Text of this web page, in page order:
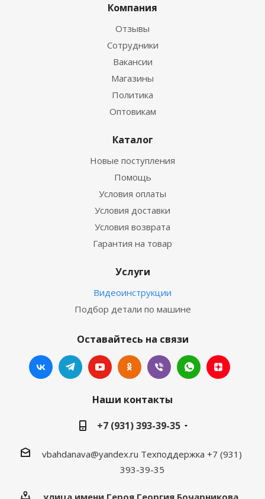
Компания
Отзывы
Сотрудники
Вакансии
Магазины
Политика
Оптовикам
Каталог
Новые поступления
Помощь
Условия оплаты
Условия доставки
Условия возврата
Гарантия на товар
Услуги
Видеоинструкции
Подбор детали по машине
Оставайтесь на связи
Наши контакты
+7 (931) 393-39-35
vbahdanava@yandex.ru Техподдержка +7 (931)
393-39-35
улица имени Героя Георгия Бочарникова,